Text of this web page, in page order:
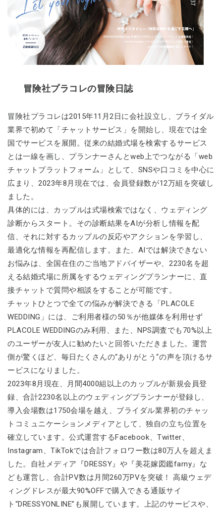
冒険社プラコレの冒険日誌
冒険社プラコレは2015年11月2日に会社設立し、ブライダル
業界で初めて「チャットサービス」を開始し、現在では全
国でサービスを展開。従来の結婚式場を検索するサービス
とは一線を画し、プランナーさんとweb上でつながる「web
チャットプラットフォーム」として、SNSや口コミを中心に
広まり、2023年8月現在では、会員登録数が12万組を突破し
ました。
具体的には、カップルは式場検索ではなく、ウェディング
診断からスタート。その診断結果をAIが分析し情報を配
信、それに対するカップルの反応やアクションを学習し、
最適化な情報を再配信します。また、AIでは解決できない
お悩みは、全国在住のご当地アドバイザーや、2230名を超
える結婚式場に所属をするウェディングプランナーに、直
接チャットで質問や相談をすることが可能です。
チャットひとつで全ての悩みが解決できる「PLACOLE
WEDDING」には、ご利用者様の50％が他媒体を利用せず
PLACOLE WEDDINGのみ利用、また、NPS調査でも70%以上
のユーザーが友人に勧めたいと回答いただきました。運営
側が驚くほど、毎日たくさんの“ありがとう“の声を頂けるサ
ービスになりました。
2023年8月現在、月間4000組以上のカップルが新規会員登
録、合計2230名以上のウェディングプランナーが登録し、
導入会場数は1750会場を越え、ブライダル業界初のチャッ
トコミュニケーションメディアとして、独自の立ち位置を
確立しています。公式運営するFacebook、Twitter、
Instagram、TikTokでは合計フォロワー数は80万人を超えま
した。自社メディア『DRESSY』や『美花嫁図鑑farny』な
ども運営し、合計PV数は月間260万PVを突破！ 高級ウェデ
ィングドレスが最大90%OFFで購入できる通販サイ
ト“DRESSYONLINE”も展開しています。上記のサービスや、